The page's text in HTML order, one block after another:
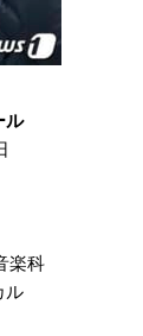
ル
楽科
ル